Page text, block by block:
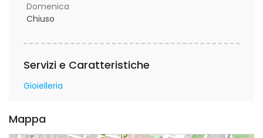
Domenica
Chiuso
Servizi e Caratteristiche
Gioielleria
Mappa